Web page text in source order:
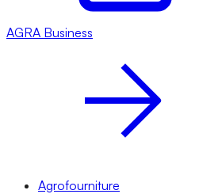
AGRA Business
Agrofourniture